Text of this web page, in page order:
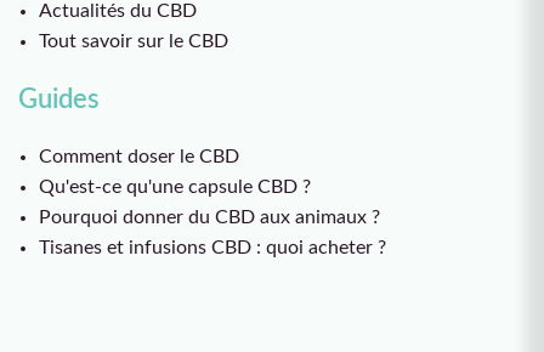
Actualités du CBD
Tout savoir sur le CBD
Guides
Comment doser le CBD
Qu'est-ce qu'une capsule CBD ?
Pourquoi donner du CBD aux animaux ?
Tisanes et infusions CBD : quoi acheter ?